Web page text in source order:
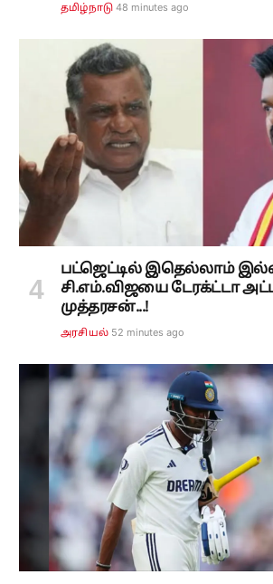
தமிழ்நாடு 48 minutes ago
பட்ஜெட்டில் இதெல்லாம்
சி.எம்.விஜயை டேரக்ட்டா
முத்தரசன்...!
அரசியல் 52 minutes ago